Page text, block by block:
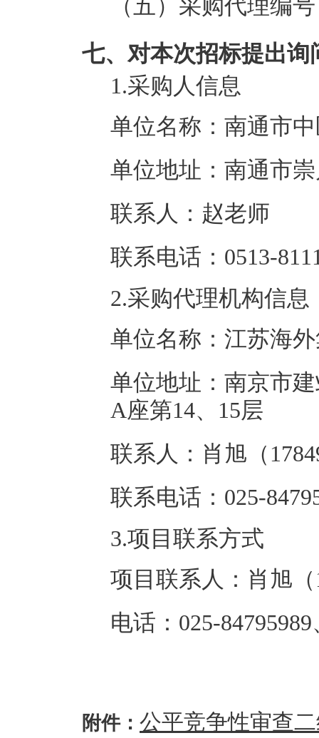
（五）采购代理编
七、对本次招标提出
1.采购人信息
单位名称：南通市
单位地址：南通市
联系人：赵老师
联系电话：0513-
2.采购代理机构信息
单位名称：江苏海
单位地址：南京市
A座第14、15层
联系人：肖旭（
联系电话：025-
3.项目联系方式
项目联系人：肖旭（
电话：025-84795989
附件： 公平竞争性审查